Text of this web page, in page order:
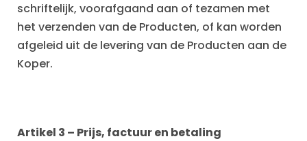
schriftelijk, voorafgaand aan of tezamen met
het verzenden van de Producten, of kan worden
afgeleid uit de levering van de Producten aan de
Koper.
Artikel 3 – Prijs, factuur en betaling